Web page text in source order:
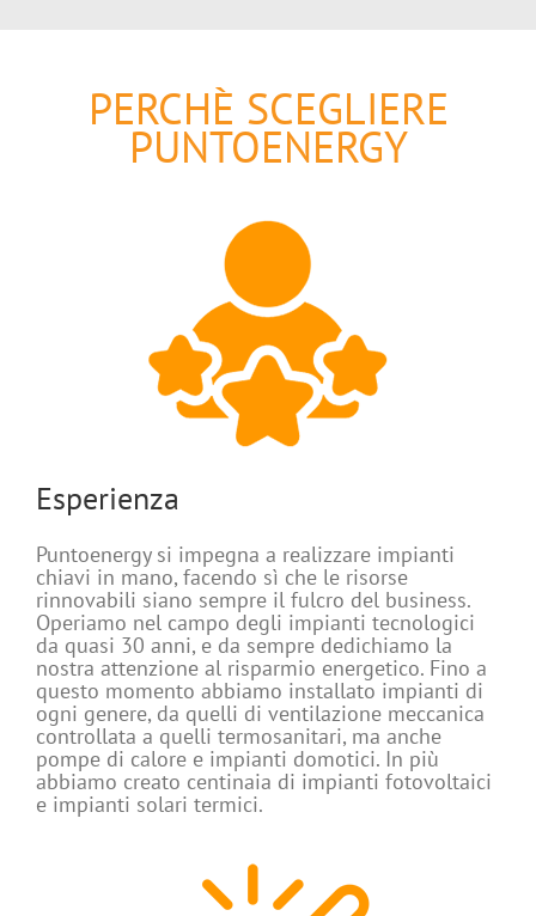
PERCHÈ SCEGLIERE
PUNTOENERGY
Esperienza
Puntoenergy si impegna a realizzare impianti
chiavi in mano, facendo sì che le risorse
rinnovabili siano sempre il fulcro del business.
Operiamo nel campo degli impianti tecnologici
da quasi 30 anni, e da sempre dedichiamo la
nostra attenzione al risparmio energetico. Fino a
questo momento abbiamo installato impianti di
ogni genere, da quelli di ventilazione meccanica
controllata a quelli termosanitari, ma anche
pompe di calore e impianti domotici. In più
abbiamo creato centinaia di impianti fotovoltaici
e impianti solari termici.